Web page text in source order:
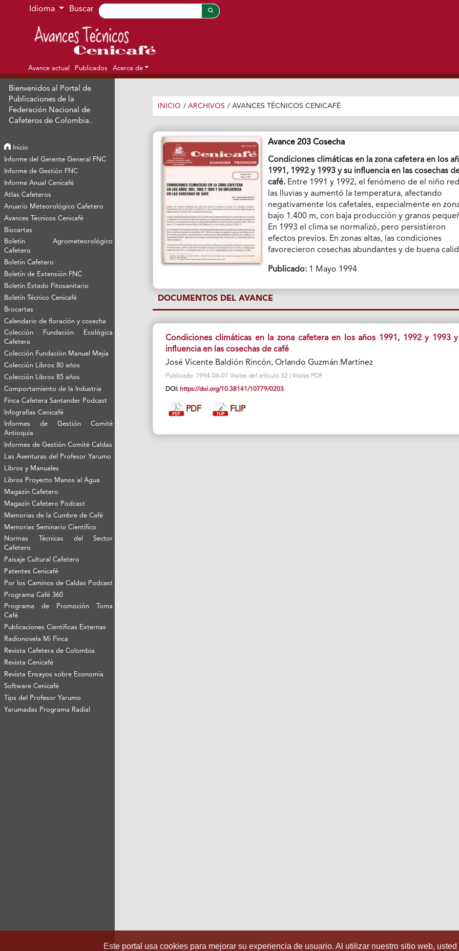
Ir al menú de navegación principal
Ir al contenido principal
Ir al pie de página del sitio
Idioma Buscar
Avance actual Publicados Acerca de
Bienvenidos al Portal de
Publicaciones de la
Federación Nacional de
Cafeteros de Colombia.
Inicio
Informe del Gerente General FNC
Informe de Gestión FNC
Informe Anual Cenicafé
Atlas Cafeteros
Anuario Meteorológico Cafetero
Avances Técnicos Cenicafé
Biocartas
Boletín Agrometeorológico
Cafetero
Boletín Cafetero
Boletín de Extensión FNC
Boletín Estado Fitosanitario
Boletín Técnico Cenicafé
Brocartas
Calendario de floración y cosecha
Colección Fundación Ecológica
Cafetera
Colección Fundación Manuel Mejía
Colección Libros 80 años
Colección Libros 85 años
Comportamiento de la Industria
Finca Cafetera Santander Podcast
Infografías Cenicafé
Informes de Gestión Comité
Antioquía
Informes de Gestión Comité Caldas
Las Aventuras del Profesor Yarumo
Libros y Manuales
Libros Proyecto Manos al Agua
Magazín Cafetero
Magazín Cafetero Podcast
Memorias de la Cumbre de Café
Memorias Seminario Científico
Normas Técnicas del Sector
Cafetero
Paisaje Cultural Cafetero
Patentes Cenicafé
Por los Caminos de Caldas Podcast
Programa Café 360
Programa de Promoción Toma
Café
Publicaciones Científicas Externas
Radionovela Mi Finca
Revista Cafetera de Colombia
Revista Cenicafé
Revista Ensayos sobre Economía
Software Cenicafé
Tips del Profesor Yarumo
Yarumadas Programa Radial
INICIO / ARCHIVOS / AVANCES TÉCNICOS CENICAFÉ
Avance 203 Cosecha
Condiciones climáticas en la zona cafetera en los
1991, 1992 y 1993 y su influencia en las cosechas
café. Entre 1991 y 1992, el fenómeno de el niño
las lluvias y aumentó la temperatura, afectando
negativamente los cafetales, especialmente en
bajo 1.400 m, con baja producción y granos
En 1993 el clima se normalizó, pero persistieron
efectos previos. En zonas altas, las condiciones
favorecieron cosechas abundantes y de buena
Publicado: 1 Mayo 1994
DOCUMENTOS DEL AVANCE
Condiciones climáticas en la zona cafetera en los años 1991, 1992 y 1993
influencia en las cosechas de café
José Vicente Baldión Rincón, Orlando Guzmán Martínez
Publicado: 1994-06-01 Visitas del artículo 32 | Visitas PDF
DOI: https://doi.org/10.38141/10779/0203
PDF FLIP
Este portal usa cookies para mejorar su experiencia de usuario. Al utilizar nuestro sitio web,